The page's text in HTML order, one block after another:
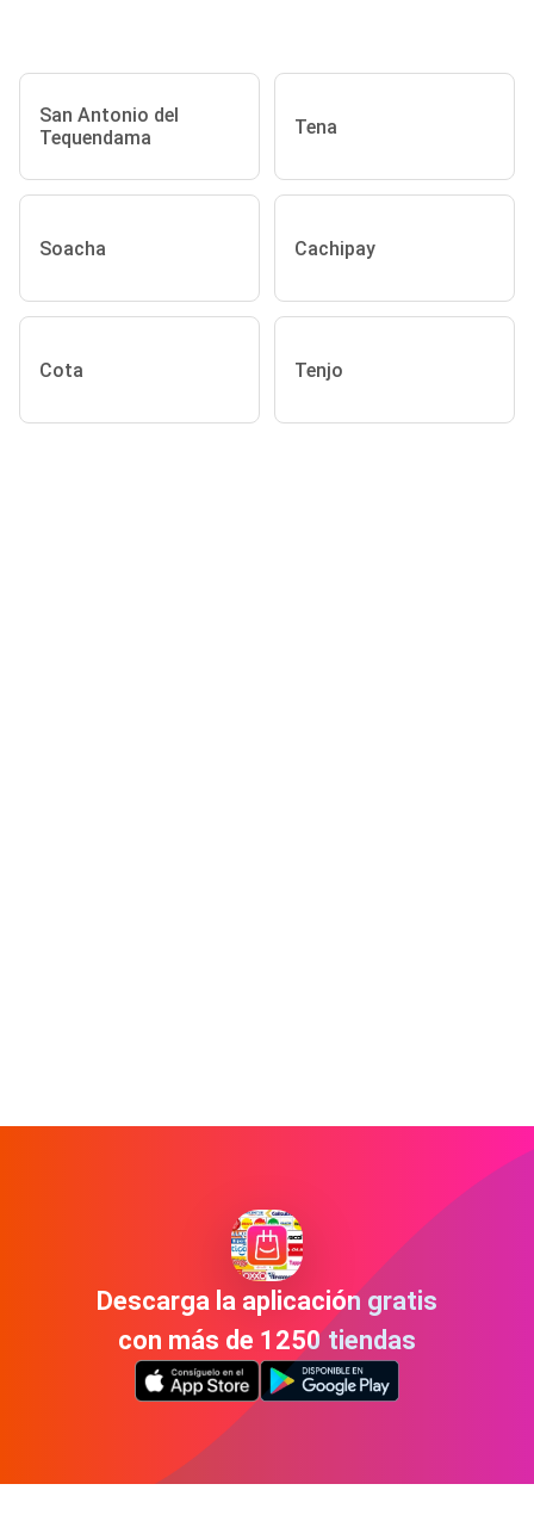
San Antonio del
Tequendama
Tena
Soacha Cachipay
Cota Tenjo
Descarga la aplicación gratis
con más de 1250 tiendas